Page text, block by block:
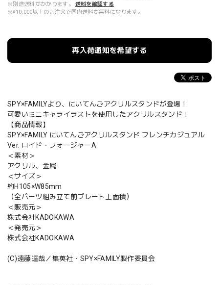
※別途送料がかかります。
送料を確認する
※¥10,000以上のご注文で国内送料が無料になります。
再入荷通知を希望する
SPY×FAMILYより、にいてんごアクリルスタンドが登場！
可愛いミニキャライラストを使用したアクリルスタンド！
【商品情報】
SPY×FAMILY にいてんごアクリルスタンド フレンチカジュアル
Ver. ロイド・フォージャーA
＜素材＞
アクリル、金属
＜サイズ＞
約H105×W85mm
（全パーツ組み立て前プレート上面積）
＜販売元＞
株式会社KADOKAWA
＜発売元＞
株式会社KADOKAWA
(C)遠藤達哉／集英社・SPY×FAMILY製作委員会